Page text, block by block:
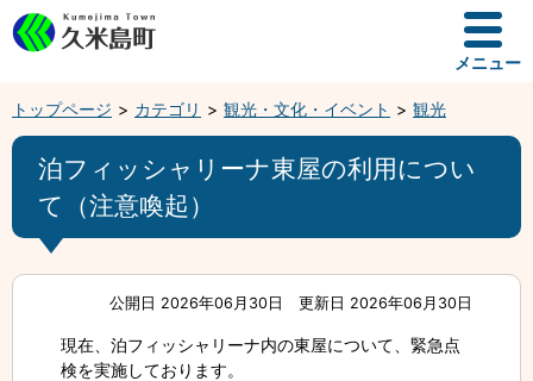
メニュー
トップページ カテゴリ 観光・文化・イベント 観光
泊フィッシャリーナ東屋の利用につい
て（注意喚起）
公開日 2026年06月30日 更新日 2026年06月30日
現在、泊フィッシャリーナ内の東屋について、緊急点
検を実施しております。